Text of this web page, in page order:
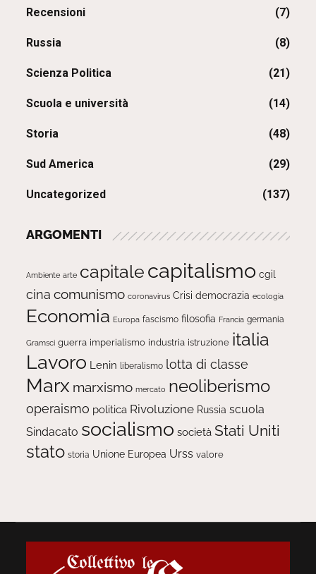
Recensioni (7)
Russia (8)
Scienza Politica (21)
Scuola e università (14)
Storia (48)
Sud America (29)
Uncategorized (137)
ARGOMENTI
Ambiente arte capitale capitalismo cgil
cina comunismo coronavirus Crisi democrazia ecologia
Economia Europa fascismo filosofia Francia germania
Gramsci guerra imperialismo industria istruzione italia
Lavoro Lenin liberalismo lotta di classe
Marx marxismo mercato neoliberismo
operaismo politica Rivoluzione Russia scuola
Sindacato socialismo società Stati Uniti
stato storia Unione Europea Urss valore